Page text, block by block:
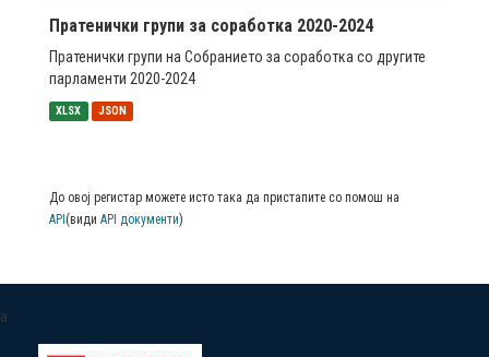
Пратенички групи за соработка 2020-2024
Пратенички групи на Собранието за соработка со другите
парламенти 2020-2024
XLSX JSON
До овој регистар можете исто така да пристапите со помош на
API (види API документи)
a